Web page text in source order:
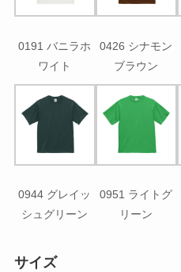
0191 バニラホ
ワイト
0426 シナモン
ブラウン
0944 グレイッ
シュグリーン
0951 ライトグ
リーン
サイズ